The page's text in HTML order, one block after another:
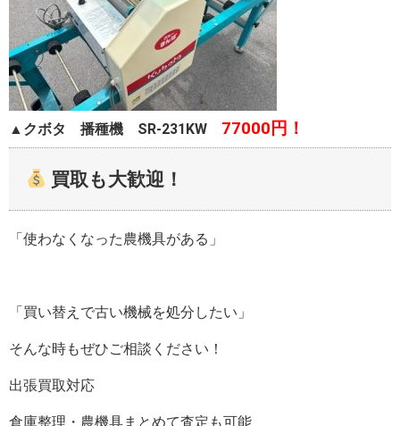
▲クボタ 播種機 SR-231KW 77000円！
買取も大歓迎！
「使わなくなった農機具がある」
「買い替えで古い機械を処分したい」
そんな時もぜひご相談ください！
出張買取対応
倉庫整理・農機具まとめて査定も可能